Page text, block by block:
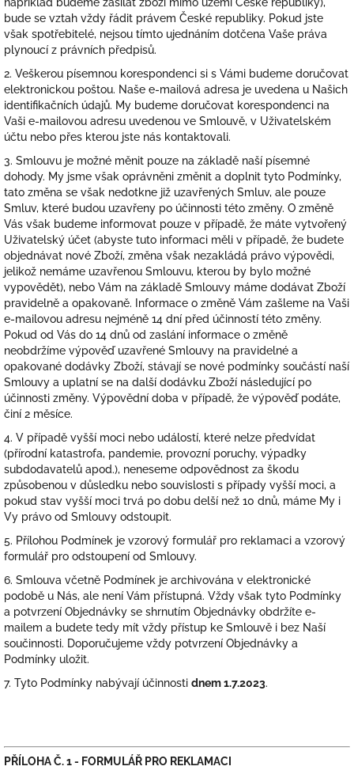
bude se vztah vždy řádit právem České republiky. Pokud jste
však spotřebitelé, nejsou tímto ujednáním dotčena Vaše práva
plynoucí z právních předpisů.
2. Veškerou písemnou korespondenci si s Vámi budeme doručovat
elektronickou poštou. Naše e-mailová adresa je uvedena u Našich
identifikačních údajů. My budeme doručovat korespondenci na
Vaši e-mailovou adresu uvedenou ve Smlouvě, v Uživatelském
účtu nebo přes kterou jste nás kontaktovali.
3. Smlouvu je možné měnit pouze na základě naší písemné
dohody. My jsme však oprávněni změnit a doplnit tyto Podmínky,
tato změna se však nedotkne již uzavřených Smluv, ale pouze
Smluv, které budou uzavřeny po účinnosti této změny. O změně
Vás však budeme informovat pouze v případě, že máte vytvořený
Uživatelský účet (abyste tuto informaci měli v případě, že budete
objednávat nové Zboží, změna však nezakládá právo výpovědi,
jelikož nemáme uzavřenou Smlouvu, kterou by bylo možné
vypovědět), nebo Vám na základě Smlouvy máme dodávat Zboží
pravidelně a opakovaně. Informace o změně Vám zašleme na Vaši
e-mailovou adresu nejméně 14 dní před účinností této změny.
Pokud od Vás do 14 dnů od zaslání informace o změně
neobdržíme výpověď uzavřené Smlouvy na pravidelné a
opakované dodávky Zboží, stávají se nové podmínky součástí naší
Smlouvy a uplatní se na další dodávku Zboží následující po
účinnosti změny. Výpovědní doba v případě, že výpověď podáte,
činí 2 měsíce.
4. V případě vyšší moci nebo událostí, které nelze předvídat
(přírodní katastrofa, pandemie, provozní poruchy, výpadky
subdodavatelů apod.), neneseme odpovědnost za škodu
způsobenou v důsledku nebo souvislosti s případy vyšší moci, a
pokud stav vyšší moci trvá po dobu delší než 10 dnů, máme My i
Vy právo od Smlouvy odstoupit.
5. Přílohou Podmínek je vzorový formulář pro reklamaci a vzorový
formulář pro odstoupení od Smlouvy.
6. Smlouva včetně Podmínek je archivována v elektronické
podobě u Nás, ale není Vám přístupná. Vždy však tyto Podmínky
a potvrzení Objednávky se shrnutím Objednávky obdržíte e-
mailem a budete tedy mít vždy přístup ke Smlouvě i bez Naší
součinnosti. Doporučujeme vždy potvrzení Objednávky a
Podmínky uložit.
7. Tyto Podmínky nabývají účinnosti dnem 1.7.2023.
PŘÍLOHA Č. 1 - FORMULÁŘ PRO REKLAMACI